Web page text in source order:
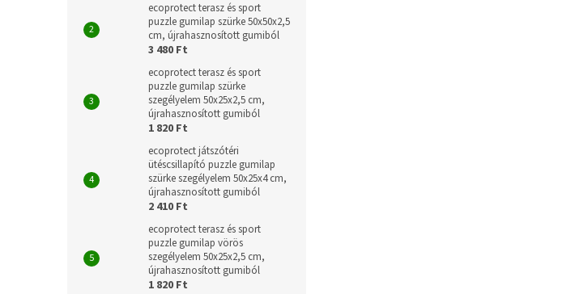
ecoprotect terasz és sport
puzzle gumilap szürke 50x50x2,5
cm, újrahasznosított gumiból
3 480 Ft
ecoprotect terasz és sport
puzzle gumilap szürke
szegélyelem 50x25x2,5 cm,
újrahasznosított gumiból
1 820 Ft
ecoprotect játszótéri
ütéscsillapító puzzle gumilap
szürke szegélyelem 50x25x4 cm,
újrahasznosított gumiból
2 410 Ft
ecoprotect terasz és sport
puzzle gumilap vörös
szegélyelem 50x25x2,5 cm,
újrahasznosított gumiból
1 820 Ft